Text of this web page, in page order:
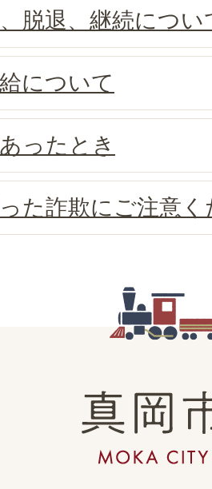
脱退、継続につい
について
ったとき
た詐欺にご注意
真
岡
市